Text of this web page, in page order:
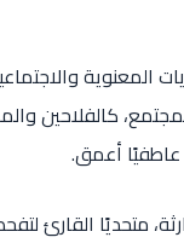
المعنوية
كالفلاحين
عاطفيًا أعمق.
متحديًا القارئ